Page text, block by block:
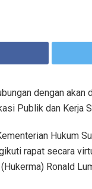
dengan
Publik dan Kerja
Hukum
rapat secara
Ronald